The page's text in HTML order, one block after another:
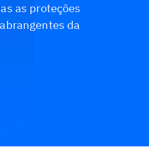
as proteções
da